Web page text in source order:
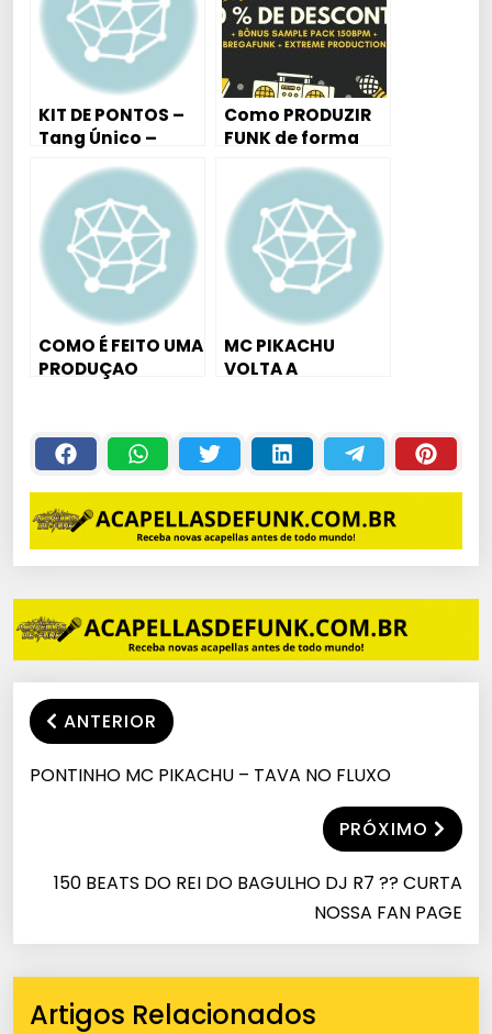
KIT DE PONTOS –
Tang Único –
( Montagem Ao
Vivo na MPC
Studio )
Como PRODUZIR
FUNK de forma
começando DO
ZERO
COMO É FEITO UMA
PRODUÇAO
MC PIKACHU
VOLTA A
LANÇAR
”PASSINHO DO
NOVIDADES
ANTERIOR
PONTINHO MC PIKACHU – TAVA NO FLUXO
PRÓXIMO
150 BEATS DO REI DO BAGULHO DJ R7 ?? CURTA
NOSSA FAN PAGE
Artigos Relacionados